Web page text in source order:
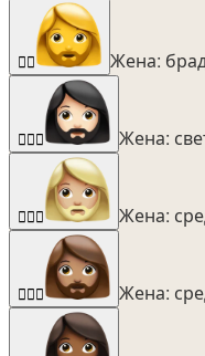
🧔‍♀️ Жена:
🧔🏻‍♀️ Жена:
🧔🏼‍♀️ Жена:
🧔🏽‍♀️ Жена: